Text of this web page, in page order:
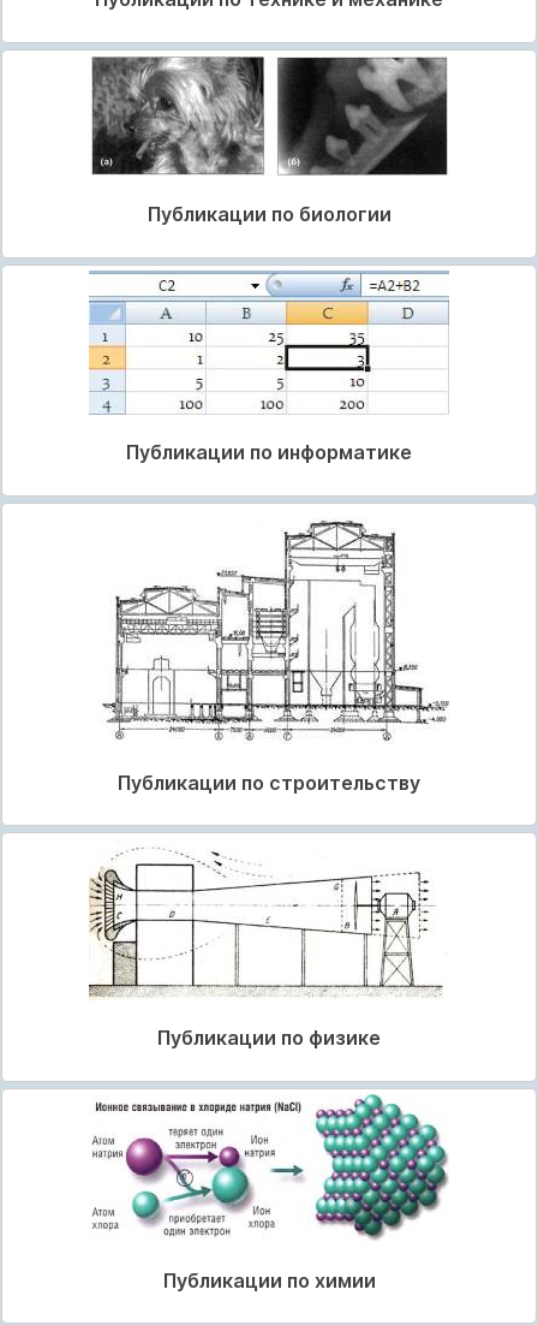
Публикации по биологии
Публикации по информатике
Публикации по строительству
Публикации по физике
Публикации по химии